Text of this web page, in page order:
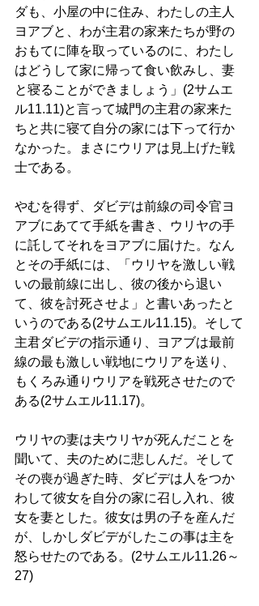
ダも、小屋の中に住み、わたしの主人
ヨアブと、わが主君の家来たちが野の
おもてに陣を取っているのに、わたし
はどうして家に帰って食い飲みし、妻
と寝ることができましょう」(2サムエ
ル11.11)と言って城門の主君の家来た
ちと共に寝て自分の家には下って行か
なかった。まさにウリアは見上げた戦
士である。
やむを得ず、ダビデは前線の司令官ヨ
アブにあてて手紙を書き、ウリヤの手
に託してそれをヨアブに届けた。なん
とその手紙には、「ウリヤを激しい戦
いの最前線に出し、彼の後から退い
て、彼を討死させよ」と書いあったと
いうのである(2サムエル11.15)。そして
主君ダビデの指示通り、ヨアブは最前
線の最も激しい戦地にウリアを送り、
もくろみ通りウリアを戦死させたので
ある(2サムエル11.17)。
ウリヤの妻は夫ウリヤが死んだことを
聞いて、夫のために悲しんだ。そして
その喪が過ぎた時、ダビデは人をつか
わして彼女を自分の家に召し入れ、彼
女を妻とした。彼女は男の子を産んだ
が、しかしダビデがしたこの事は主を
怒らせたのである。(2サムエル11.26～
27)